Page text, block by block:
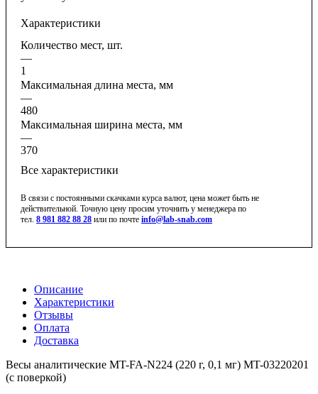
Характеристики
Количество мест, шт.
—
1
Максимальная длина места, мм
—
480
Максимальная ширина места, мм
—
370
Все характеристики
В связи с постоянными скачками курса валют, цена может быть не
действительной. Точную цену просим уточнить у менеджера по
тел. 8 981 882 88 28 или по почте info@lab-snab.com
Описание
Характеристики
Отзывы
Оплата
Доставка
Весы аналитические MT-FA-N224 (220 г, 0,1 мг) MT-03220201
(с поверкой)